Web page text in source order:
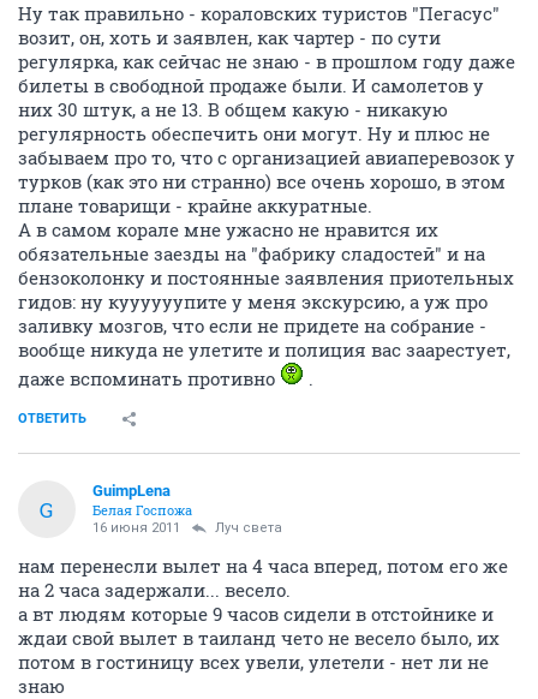
Ну так правильно - кораловских туристов "Пегасус"
возит, он, хоть и заявлен, как чартер - по сути
регулярка, как сейчас не знаю - в прошлом году даже
билеты в свободной продаже были. И самолетов у
них 30 штук, а не 13. В общем какую - никакую
регулярность обеспечить они могут. Ну и плюс не
забываем про то, что с организацией авиаперевозок у
турков (как это ни странно) все очень хорошо, в этом
плане товарищи - крайне аккуратные.
А в самом корале мне ужасно не нравится их
обязательные заезды на "фабрику сладостей" и на
бензоколонку и постоянные заявления приотельных
гидов: ну куууууупите у меня экскурсию, а уж про
заливку мозгов, что если не придете на собрание -
вообще никуда не улетите и полиция вас заарестует,
даже вспоминать противно
.
ОТВЕТИТЬ
G
GuimpLena
Белая Госпожа
16 июня 2011 Луч света
нам перенесли вылет на 4 часа вперед, потом его же
на 2 часа задержали... весело.
а вт людям которые 9 часов сидели в отстойнике и
ждаи свой вылет в таиланд чето не весело было, их
потом в гостиницу всех увели, улетели - нет ли не
знаю